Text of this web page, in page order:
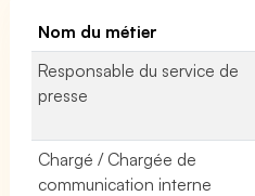
Nom du métier
Responsable du service de
presse
Chargé / Chargée de
communication interne